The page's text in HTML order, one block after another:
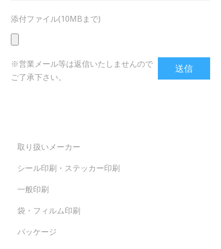
添付ファイル(10MBまで)
※営業メール等は返信いたしませんので
ご了承下さい。
取り扱いメーカー
シール印刷・ステッカー印刷
一般印刷
袋・フィルム印刷
パッケージ